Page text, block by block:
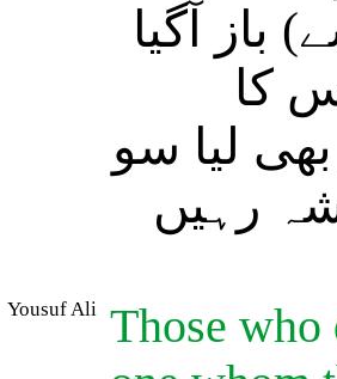
آگیا
کا
لیا سو
رہیں
Yousuf Ali Those who